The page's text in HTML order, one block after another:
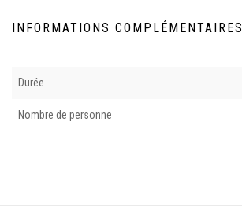
INFORMATIONS COMPLÉMENTAIRES
Durée
Nombre de personne